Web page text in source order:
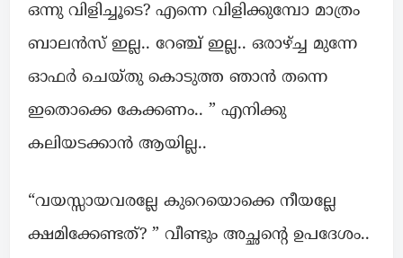
ഒന്നു വിളിച്ചൂടെ? എന്നെ വിളിക്കുമ്പോ മാത്രം
ബാലൻസ് ഇല്ല.. റേഞ്ച് ഇല്ല.. ഒരാഴ്ച്ച മുന്നേ
ഓഫർ ചെയ്തു കൊടുത്ത ഞാൻ തന്നെ
ഇതൊക്കെ കേക്കണം.. ” എനിക്കു
കലിയടക്കാൻ ആയില്ല..
“വയസ്സായവരല്ലേ കുറെയൊക്കെ നീയല്ലേ
ക്ഷമിക്കേണ്ടത്? ” വീണ്ടും അച്ഛന്റെ ഉപദേശം..